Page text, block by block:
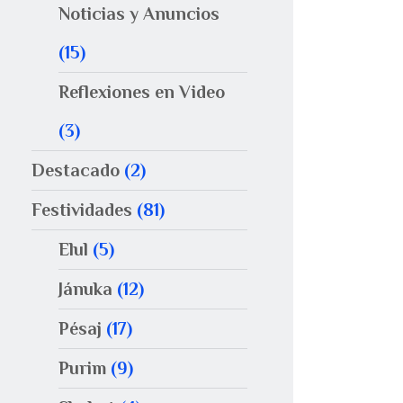
Noticias y Anuncios
(15)
Reflexiones en Video
(3)
Destacado (2)
Festividades (81)
Elul (5)
Jánuka (12)
Pésaj (17)
Purim (9)